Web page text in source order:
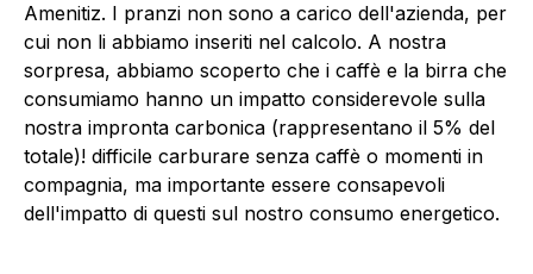
Amenitiz. I pranzi non sono a carico dell'azienda, per
cui non li abbiamo inseriti nel calcolo. A nostra
sorpresa, abbiamo scoperto che i caffè e la birra che
consumiamo hanno un impatto considerevole sulla
nostra impronta carbonica (rappresentano il 5% del
totale)! difficile carburare senza caffè o momenti in
compagnia, ma importante essere consapevoli
dell'impatto di questi sul nostro consumo energetico.